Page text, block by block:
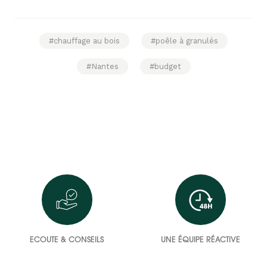
#chauffage au bois #poêle à granulés
#Nantes #budget
ECOUTE & CONSEILS UNE ÉQUIPE RÉACTIVE